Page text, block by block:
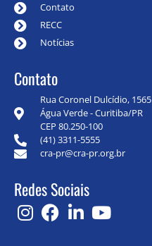
Contato
RECC
Notícias
Contato
Rua Coronel Dulcídio, 1565
Água Verde - Curitiba/PR
CEP 80.250-100
(41) 3311-5555
cra-pr@cra-pr.org.br
Redes Sociais